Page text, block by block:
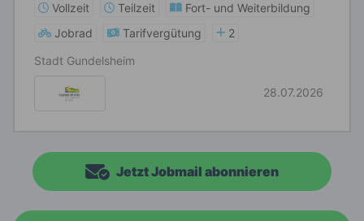
Vollzeit
Teilzeit
Fort- und Weiterbildung
Jobrad
Tarifvergütung
2
Stadt Gundelsheim
28.07.2026
Jetzt Jobmail abonnieren